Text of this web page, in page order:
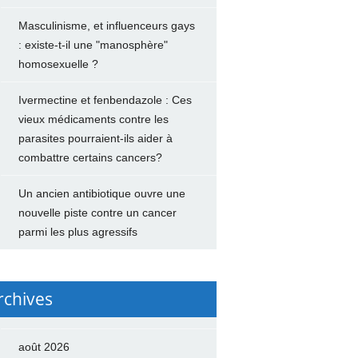
Masculinisme, et influenceurs gays
: existe-t-il une "manosphère"
homosexuelle ?
Ivermectine et fenbendazole : Ces
vieux médicaments contre les
parasites pourraient-ils aider à
combattre certains cancers?
Un ancien antibiotique ouvre une
nouvelle piste contre un cancer
parmi les plus agressifs
août 2026